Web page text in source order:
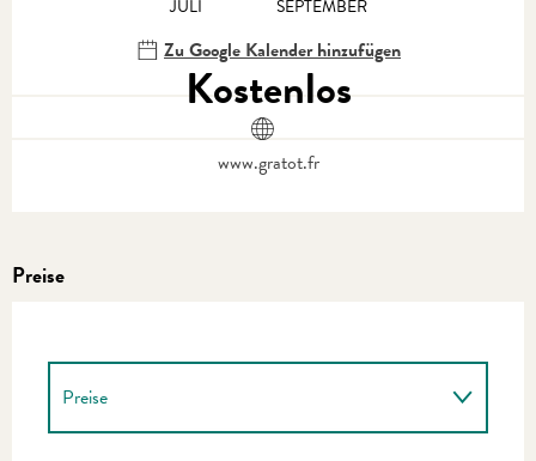
JULI SEPTEMBER
Zu Google Kalender hinzufügen
Kostenlos
www.gratot.fr
Preise
Preise